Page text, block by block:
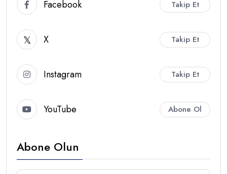
Facebook Takip Et
X Takip Et
Instagram Takip Et
YouTube Abone Ol
Abone Olun